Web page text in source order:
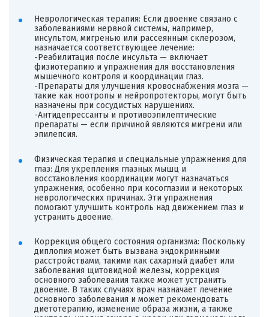
Неврологическая терапия: Если двоение связано с
заболеваниями нервной системы, например,
инсультом, мигренью или рассеянным склерозом,
назначается соответствующее лечение:
-Реабилитация после инсульта — включает
физиотерапию и упражнения для восстановления
мышечного контроля и координации глаз.
-Препараты для улучшения кровоснабжения мозга —
такие как ноотропы и нейропротекторы, могут быть
назначены при сосудистых нарушениях.
-Антидепрессанты и противоэпилептические
препараты — если причиной являются мигрени или
эпилепсия.
Физическая терапия и специальные упражнения для
глаз: Для укрепления глазных мышц и
восстановления координации могут назначаться
упражнения, особенно при косоглазии и некоторых
неврологических причинах. Эти упражнения
помогают улучшить контроль над движением глаз и
устранить двоение.
Коррекция общего состояния организма: Поскольку
диплопия может быть вызвана эндокринными
расстройствами, такими как сахарный диабет или
заболевания щитовидной железы, коррекция
основного заболевания также может устранить
двоение. В таких случаях врач назначает лечение
основного заболевания и может рекомендовать
диетотерапию, изменение образа жизни, а также